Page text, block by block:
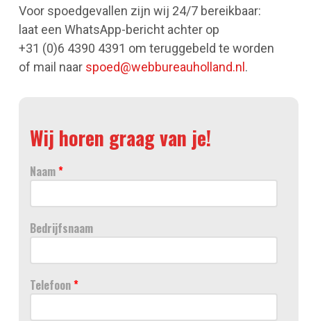
Voor spoedgevallen zijn wij 24/7 bereikbaar:
laat een WhatsApp-bericht achter op
+31 (0)6 4390 4391 om teruggebeld te worden
of mail naar spoed@webbureauholland.nl .
Wij horen graag van je!
Naam*
Bedrijfsnaam
Telefoon*